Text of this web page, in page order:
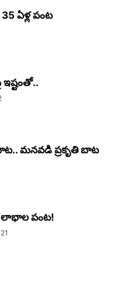
ఏళ్ల పంట
మనవడి ప్రకృతి బాట­
లాభాల పంట!